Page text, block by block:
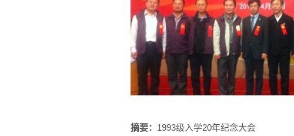
摘要： 1993级入学20年纪念大会